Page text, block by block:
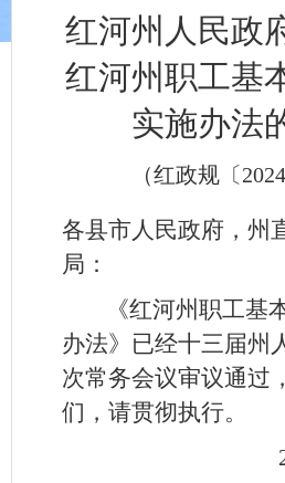
红河州人民政
红河州职工基
实施办法
（红政规〔
各县市人民政府，州
局：
《红河州职工基
办法》已经十三届州
次常务会议审议通过
们，请贯彻执行。